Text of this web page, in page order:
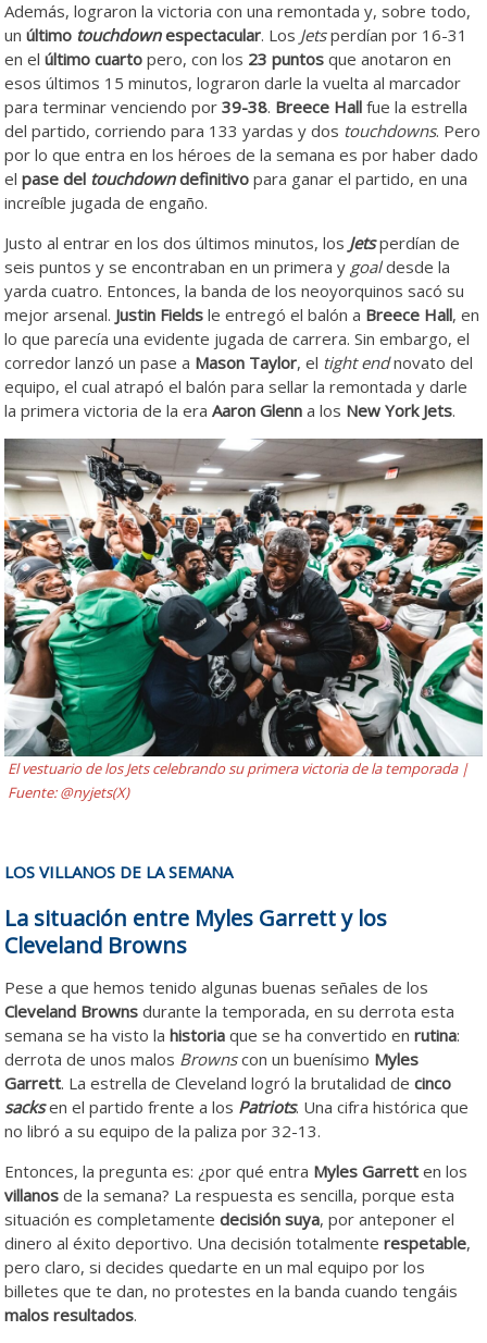
Además, lograron la victoria con una remontada y, sobre todo,
un último touchdownespectacular. Los Jetsperdían por 16-31
en elúltimo cuarto pero, con los 23 puntos que anotaron en
esos últimos 15 minutos, lograron darle la vuelta al marcador
para terminar venciendo por 39-38. Breece Hall fue la estrella
del partido, corriendo para 133 yardas y dos touchdowns. Pero
por lo que entra en los héroes de la semana es por haber dado
elpase del touchdowndefinitivo para ganar el partido, en una
increíble jugada de engaño.
Justo al entrar en los dos últimos minutos, los Jets perdían de
seis puntos y se encontraban en un primera y goaldesde la
yarda cuatro. Entonces, la banda de los neoyorquinos sacó su
mejor arsenal. Justin Fields le entregó el balón a Breece Hall, en
lo que parecía una evidente jugada de carrera. Sin embargo, el
corredor lanzó un pase a Mason Taylor, el tight endnovato del
equipo, el cual atrapó el balón para sellar la remontada y darle
la primera victoria de la era Aaron Glenn a los New York Jets.
El vestuario de los Jets celebrando su primera victoria de la temporada |
Fuente: @nyjets(X)
LOS VILLANOS DE LA SEMANA
La situación entre Myles Garrett y los
Cleveland Browns
Pese a que hemos tenido algunas buenas señales de los
Cleveland Browns durante la temporada, en su derrota esta
semana se ha visto lahistoria que se ha convertido enrutina:
derrota de unos malos Brownscon un buenísimo Myles
Garrett. La estrella de Cleveland logró la brutalidad decinco
sacksen el partido frente a los Patriots. Una cifra histórica que
no libró a su equipo de la paliza por 32-13.
Entonces, la pregunta es: ¿por qué entra Myles Garrett en los
villanos de la semana? La respuesta es sencilla, porque esta
situación es completamentedecisión suya, por anteponer el
dinero al éxito deportivo. Una decisión totalmenterespetable,
pero claro, si decides quedarte en un mal equipo por los
billetes que te dan, no protestes en la banda cuando tengáis
malos resultados.